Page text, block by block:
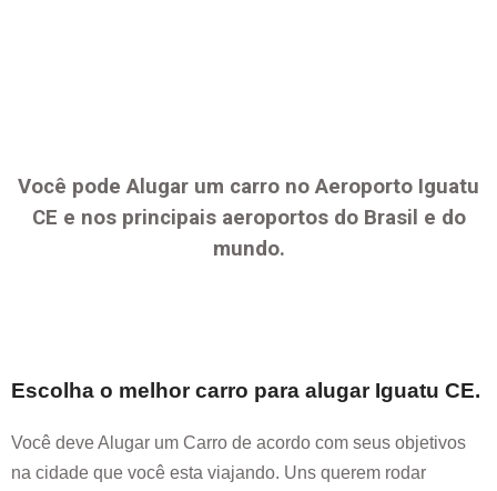
Você pode Alugar um carro no Aeroporto Iguatu
CE e nos principais aeroportos do Brasil e do
mundo.
Escolha o melhor carro para alugar Iguatu CE.
Você deve Alugar um Carro de acordo com seus objetivos
na cidade que você esta viajando. Uns querem rodar